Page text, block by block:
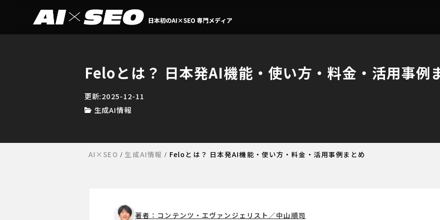
Feloとは？ 日本発AI機能・使い方・料金・活用事例
更新:2025-12-11
生成AI情報
AI×SEO 生成AI情報 Feloとは？ 日本発AI機能・使い方・料金・活用事例まとめ
著者：コンテンツ・エヴァンジェリスト／中山順司